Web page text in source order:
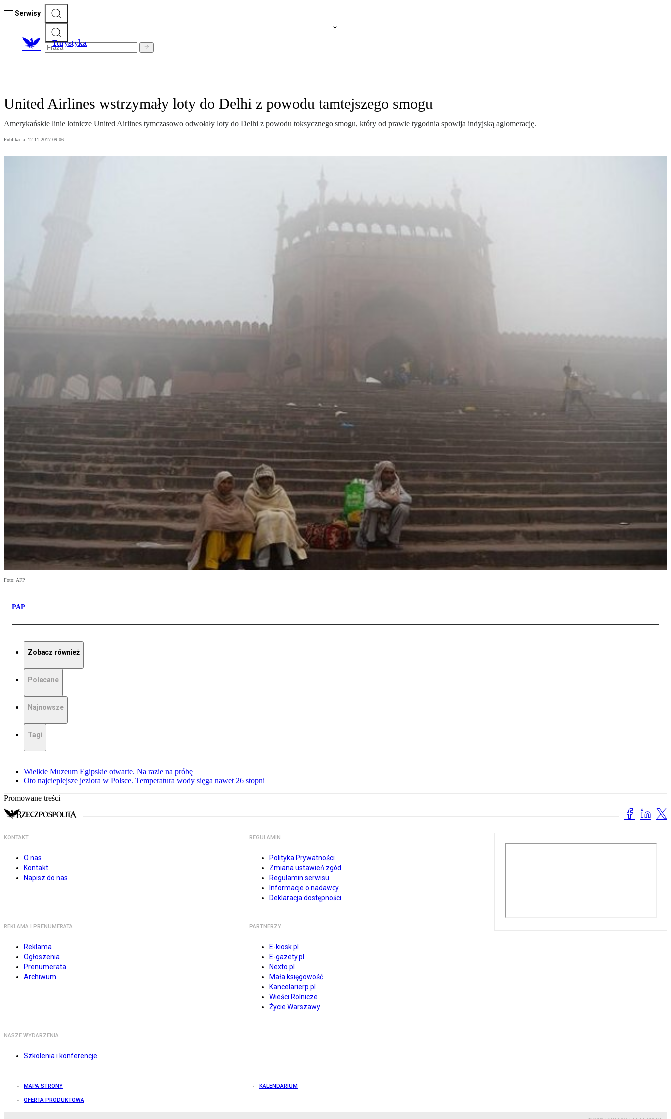
Serwisy
Turystyka
United Airlines wstrzymały loty do Delhi z powodu tamtejszego smogu
Amerykańskie linie lotnicze United Airlines tymczasowo odwołały loty do Delhi z powodu toksycznego smogu, który od prawie tygodnia spowija indyjską aglomerację.
Publikacja: 12.11.2017 09:06
Foto: AFP
PAP
Zobacz również
Polecane
Najnowsze
Tagi
Wielkie Muzeum Egipskie otwarte. Na razie na próbę
Oto najcieplejsze jeziora w Polsce. Temperatura wody sięga nawet 26 stopni
Promowane treści
KONTAKT
O nas
Kontakt
Napisz do nas
REGULAMIN
Polityka Prywatności
Zmiana ustawień zgód
Regulamin serwisu
Informacje o nadawcy
Deklaracja dostępności
REKLAMA I PRENUMERATA
Reklama
Ogłoszenia
Prenumerata
Archiwum
PARTNERZY
E-kiosk.pl
E-gazety.pl
Nexto.pl
Mała księgowość
Kancelarierp.pl
Wieści Rolnicze
Życie Warszawy
NASZE WYDARZENIA
Szkolenia i konferencje
MAPA STRONY KALENDARIUM
OFERTA PRODUKTOWA